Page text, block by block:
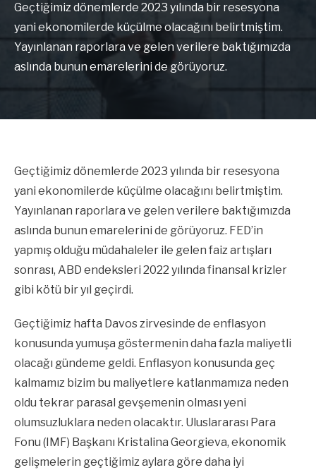
Geçtiğimiz dönemlerde 2023 yılında bir resesyona
yani ekonomilerde küçülme olacağını belirtmiştim.
Yayınlanan raporlara ve gelen verilere baktığımızda
aslında bunun emarelerini de görüyoruz.
Geçtiğimiz dönemlerde 2023 yılında bir resesyona
yani ekonomilerde küçülme olacağını belirtmiştim.
Yayınlanan raporlara ve gelen verilere baktığımızda
aslında bunun emarelerini de görüyoruz. FED’in
yapmış olduğu müdahaleler ile gelen faiz artışları
sonrası, ABD endeksleri 2022 yılında finansal krizler
gibi kötü bir yıl geçirdi.
Geçtiğimiz hafta Davos zirvesinde de enflasyon
konusunda yumuşa göstermenin daha fazla maliyetli
olacağı gündeme geldi. Enflasyon konusunda geç
kalmamız bizim bu maliyetlere katlanmamıza neden
oldu tekrar parasal gevşemenin olması yeni
olumsuzluklara neden olacaktır. Uluslararası Para
Fonu (IMF) Başkanı Kristalina Georgieva, ekonomik
gelişmelerin geçtiğimiz aylara göre daha iyi